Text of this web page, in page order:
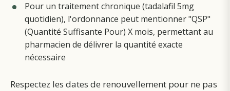
Pour un traitement chronique (tadalafil 5mg
quotidien), l'ordonnance peut mentionner "QSP"
(Quantité Suffisante Pour) X mois, permettant au
pharmacien de délivrer la quantité exacte
nécessaire
Respectez les dates de renouvellement pour ne pas